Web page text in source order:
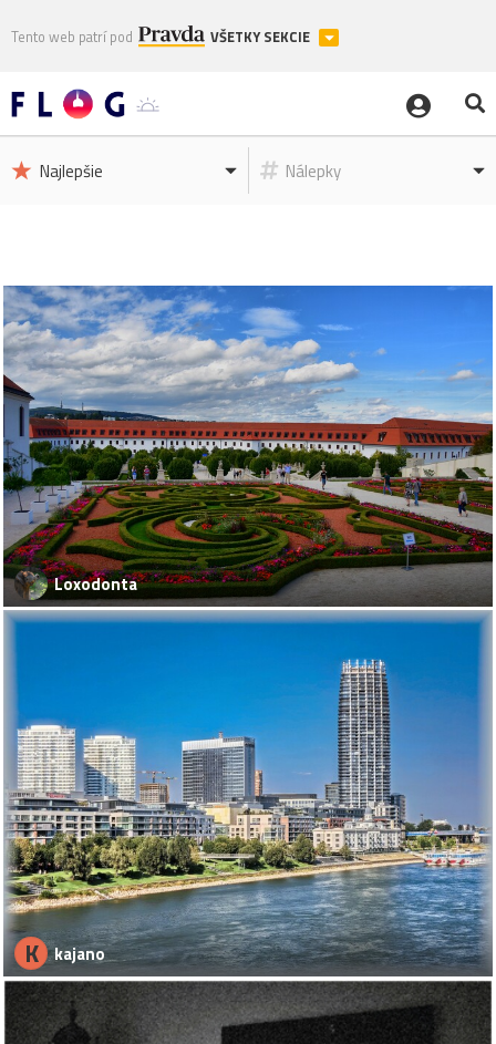
Tento web patrí pod VŠETKY SEKCIE
Najlepšie Nálepky
Loxodonta
K kajano